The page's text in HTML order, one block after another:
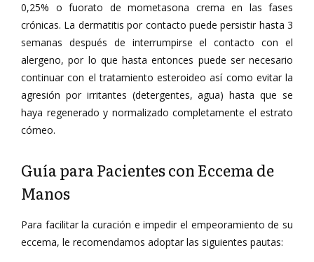
0,25% o fuorato de mometasona crema en las fases
crónicas. La dermatitis por contacto puede persistir hasta 3
semanas después de interrumpirse el contacto con el
alergeno, por lo que hasta entonces puede ser necesario
continuar con el tratamiento esteroideo así como evitar la
agresión por irritantes (detergentes, agua) hasta que se
haya regenerado y normalizado completamente el estrato
córneo.
Guía para Pacientes con Eccema de
Manos
Para facilitar la curación e impedir el empeoramiento de su
eccema, le recomendamos adoptar las siguientes pautas: